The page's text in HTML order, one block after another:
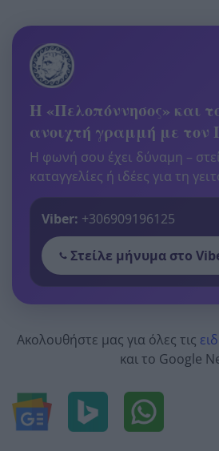
Η «Πελοπόννησος» και
ανοιχτή γραμμή με τον
Η φωνή σου έχει δύναμη –
καταγγελίες ή ιδέες για τη
Viber: +306909196125
Στείλε μήνυμα στο
Ακολουθήστε μας για όλες τις
και το Google